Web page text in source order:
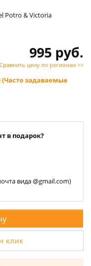
Potro & Victoria
995 руб.
Сравнить цену по регионам >>
(Часто задаваемые
в подарок?
вида @gmail.com)
клик